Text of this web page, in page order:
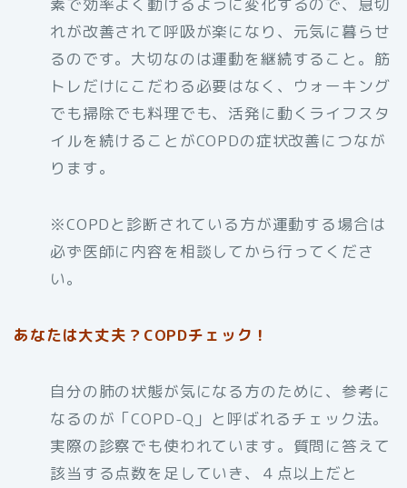
れが改善されて呼吸が楽になり、元気に暮らせ
るのです。大切なのは運動を継続すること。筋
トレだけにこだわる必要はなく、ウォーキング
でも掃除でも料理でも、活発に動くライフスタ
イルを続けることがCOPDの症状改善につなが
ります。
※COPDと診断されている方が運動する場合は
必ず医師に内容を相談してから行ってくださ
い。
あなたは大丈夫？COPDチェック！
自分の肺の状態が気になる方のために、参考に
なるのが「COPD-Q」と呼ばれるチェック法。
実際の診察でも使われています。質問に答えて
該当する点数を足していき、４点以上だと